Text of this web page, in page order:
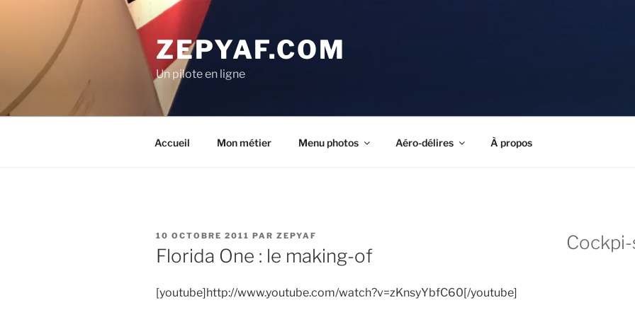
ZEPYAF.COM
Un pilote en ligne
Accueil Mon métier Menu photos Aéro-délires À propos
PUBLIÉ
LE
10 OCTOBRE 2011 PAR ZEPYAF
Florida One : le making-of
[youtube]http://www.youtube.com/watch?v=zKnsyYbfC60[/youtube]